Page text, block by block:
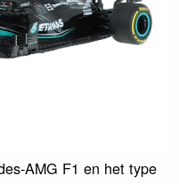
AMG F1 en het type